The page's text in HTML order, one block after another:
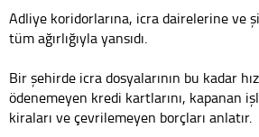
Adliye koridorlarına, icra dairelerine ve
tüm ağırlığıyla yansıdı.
Bir şehirde icra dosyalarının bu kadar
ödenemeyen kredi kartlarını, kapanan
kiraları ve çevrilemeyen borçları anlatır.